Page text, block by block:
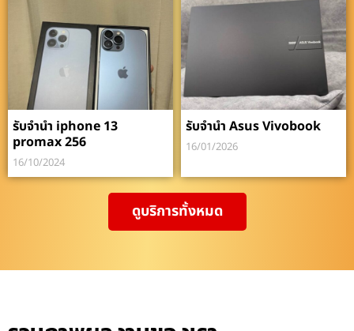
รับจำนำ iphone 13
promax 256
16/10/2024
รับจำนำ Asus Vivobook
16/01/2026
ดูบริการทั้งหมด